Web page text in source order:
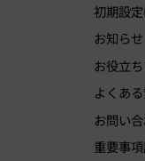
初期設
お知らせ
お役立
よくあ
お問い
重要事